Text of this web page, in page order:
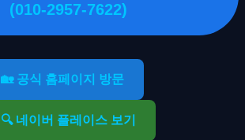
(010-2957-7622)
🏡 공식 홈페이지 방문
🔍 네이버 플레이스 보기